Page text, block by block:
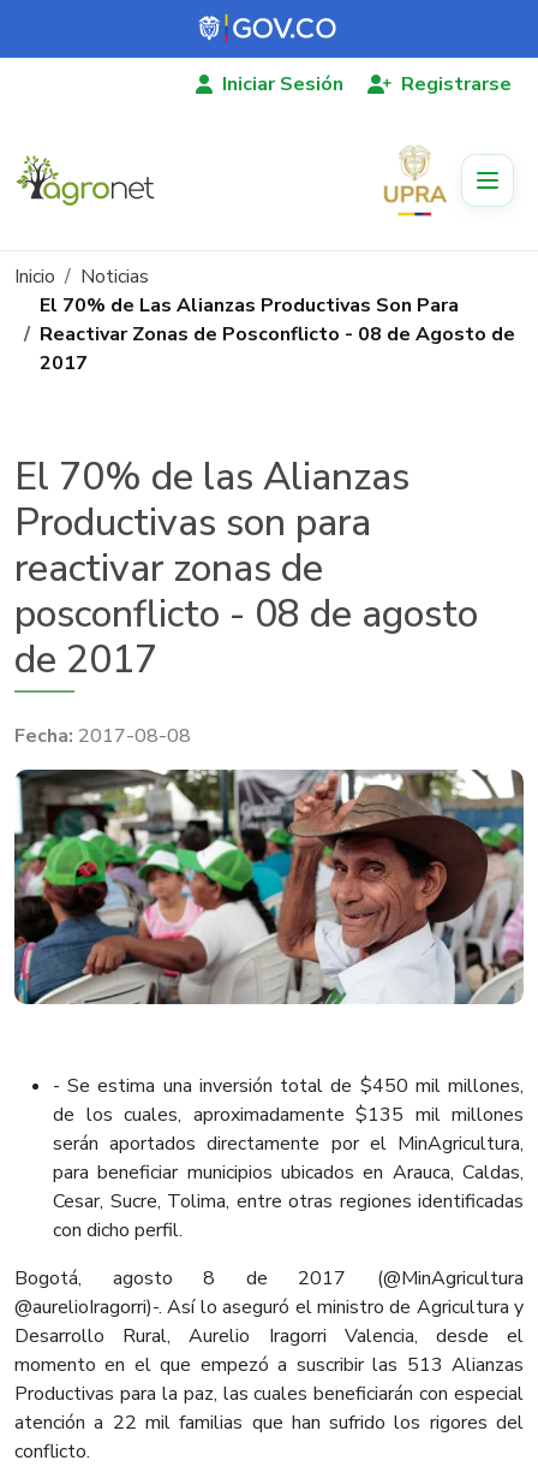
Pasar al contenido principal
Iniciar Sesión Registrarse
Ruta de navegación
Inicio
Noticias
El 70% de Las Alianzas Productivas Son Para
Reactivar Zonas de Posconflicto - 08 de Agosto de
2017
El 70% de las Alianzas
Productivas son para
reactivar zonas de
posconflicto - 08 de agosto
de 2017
2017-08-08
- Se estima una inversión total de $450 mil millones,
de los cuales, aproximadamente $135 mil millones
serán aportados directamente por el MinAgricultura,
para beneficiar municipios ubicados en Arauca, Caldas,
Cesar, Sucre, Tolima, entre otras regiones identificadas
con dicho perfil.
Bogotá, agosto 8 de 2017 (@MinAgricultura
@aurelioIragorri)-. Así lo aseguró el ministro de Agricultura y
Desarrollo Rural, Aurelio Iragorri Valencia, desde el
momento en el que empezó a suscribir las 513 Alianzas
Productivas para la paz, las cuales beneficiarán con especial
atención a 22 mil familias que han sufrido los rigores del
conflicto.